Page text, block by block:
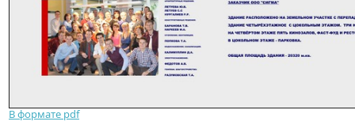
В формате pdf